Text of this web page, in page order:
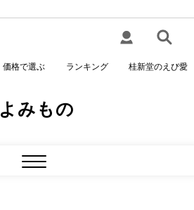
価格で選ぶ ランキング 桂新堂のえび愛
よみもの